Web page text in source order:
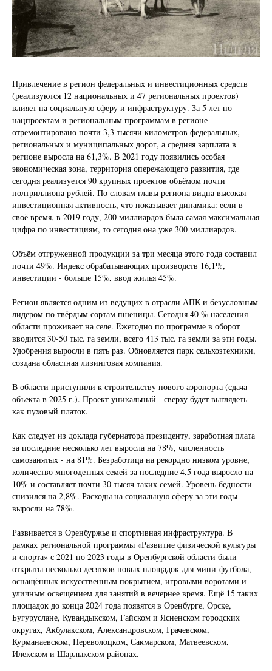
Привлечение в регион федеральных и инвестиционных средств
(реализуются 12 национальных и 47 региональных проектов)
влияет на социальную сферу и инфраструктуру. За 5 лет по
нацпроектам и региональным программам в регионе
отремонтировано почти 3,3 тысячи километров федеральных,
региональных и муниципальных дорог, а средняя зарплата в
регионе выросла на 61,3%. В 2021 году появились особая
экономическая зона, территория опережающего развития, где
сегодня реализуется 90 крупных проектов объёмом почти
полтриллиона рублей. По словам главы региона видна высокая
инвестиционная активность, что показывает динамика: если в
своё время, в 2019 году, 200 миллиардов была самая максимальная
цифра по инвестициям, то сегодня она уже 300 миллиардов.
Объём отгруженной продукции за три месяца этого года составил
почти 49%. Индекс обрабатывающих производств 16,1%,
инвестиции - больше 15%, ввод жилья 45%.
Регион является одним из ведущих в отрасли АПК и безусловным
лидером по твёрдым сортам пшеницы. Сегодня 40 % населения
области проживает на селе. Ежегодно по программе в оборот
вводится 30-50 тыс. га земли, всего 413 тыс. га земли за эти годы.
Удобрения выросли в пять раз. Обновляется парк сельхозтехники,
создана областная лизинговая компания.
В области приступили к строительству нового аэропорта (сдача
объекта в 2025 г.). Проект уникальный - сверху будет выглядеть
как пуховый платок.
Как следует из доклада губернатора президенту, заработная плата
за последние несколько лет выросла на 78%, численность
самозанятых - на 81%. Безработица на рекордно низком уровне,
количество многодетных семей за последние 4,5 года выросло на
10% и составляет почти 30 тысяч таких семей. Уровень бедности
снизился на 2,8%. Расходы на социальную сферу за эти годы
выросли на 78%.
Развивается в Оренбуржье и спортивная инфраструктура. В
рамках региональной программы «Развитие физической культуры
и спорта» с 2021 по 2023 годы в Оренбургской области были
открыты несколько десятков новых площадок для мини-футбола,
оснащённых искусственным покрытием, игровыми воротами и
уличным освещением для занятий в вечернее время. Ещё 15 таких
площадок до конца 2024 года появятся в Оренбурге, Орске,
Бугуруслане, Кувандыкском, Гайском и Ясненском городских
округах, Акбулакском, Александровском, Грачевском,
Курманаевском, Переволоцком, Сакмарском, Матвеевском,
Илекском и Шарлыкском районах.